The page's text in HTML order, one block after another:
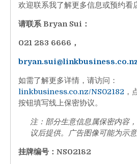
欢迎联系我了解更多信息或预约看
请联系 Bryan Sui：
021 283 6666，
如需了解更多详情，请访问：
linkbusiness.co.nz/NS02182 ，
按钮填写线上保密协议。
注：部分生意信息属保密内容
议后提供。广告图像可能为示意
挂牌编号：NS02182